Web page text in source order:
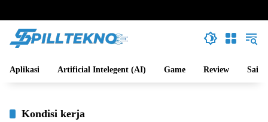
Aplikasi Artificial Intelegent (AI) Game Review Sains
Kondisi kerja